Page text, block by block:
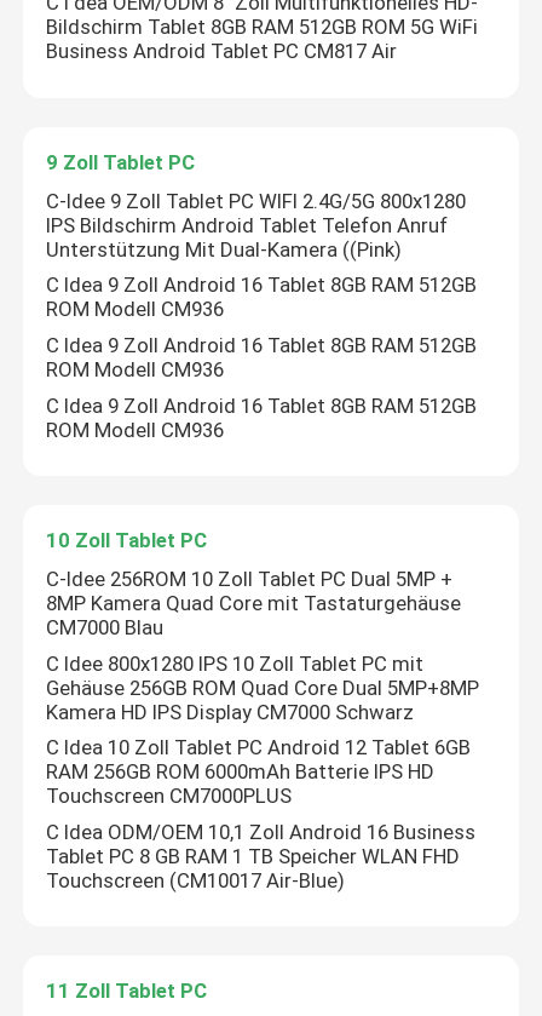
Android - Tablet PC
Tablets mit Touchscreen
Tablette Kidspad
Bildungs-Tablette für Schüler
9 Zoll Tablet PC
10 Zoll Tablet PC
11 Zoll Tablet PC
14 Zoll Tablet PC
Bildschirm Tablet 8GB RAM 512GB ROM 5G WiFi
Business Android Tablet PC CM817 Air
9 Zoll Tablet PC
C-Idee 9 Zoll Tablet PC WIFI 2.4G/5G 800x1280
IPS Bildschirm Android Tablet Telefon Anruf
Unterstützung Mit Dual-Kamera ((Pink)
C Idea 9 Zoll Android 16 Tablet 8GB RAM 512GB
ROM Modell CM936
C Idea 9 Zoll Android 16 Tablet 8GB RAM 512GB
ROM Modell CM936
C Idea 9 Zoll Android 16 Tablet 8GB RAM 512GB
ROM Modell CM936
10 Zoll Tablet PC
C-Idee 256ROM 10 Zoll Tablet PC Dual 5MP +
8MP Kamera Quad Core mit Tastaturgehäuse
CM7000 Blau
C Idee 800x1280 IPS 10 Zoll Tablet PC mit
Gehäuse 256GB ROM Quad Core Dual 5MP+8MP
Kamera HD IPS Display CM7000 Schwarz
C Idea 10 Zoll Tablet PC Android 12 Tablet 6GB
RAM 256GB ROM 6000mAh Batterie IPS HD
Touchscreen CM7000PLUS
C Idea ODM/OEM 10,1 Zoll Android 16 Business
Tablet PC 8 GB RAM 1 TB Speicher WLAN FHD
Touchscreen (CM10017 Air-Blue)
11 Zoll Tablet PC